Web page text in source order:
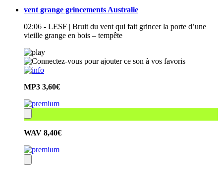
vent grange grincements Australie
02:06 - LESF | Bruit du vent qui fait grincer la porte d’une
vieille grange en bois – tempête
MP3 3,60€
WAV 8,40€